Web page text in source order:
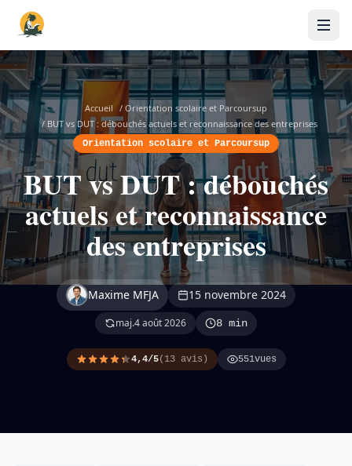
Accueil / Orientation scolaire et Parcoursup
/ BUT vs DUT : débouchés actuels et reconnaissance des entreprises
Orientation scolaire et Parcoursup
BUT vs DUT : débouchés
actuels et reconnaissance
des entreprises
Maxime MFJA 15 novembre 2024
maj.4 août 2026 8 min
4,4/5(13 avis) 551vues